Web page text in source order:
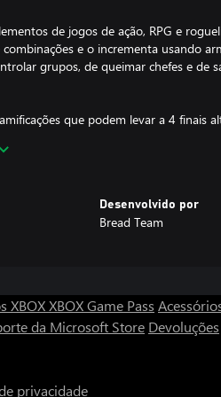
de jogos de ação, RPG e
e o incrementa usando
grupos, de queimar chefes e de
que podem levar a 4 finais
de 7 horas de jogo
trabalhada combinada a
Desenvolvido por
Bread Team
XBOXXBOX Game Pass
da Microsoft Store Devoluções
privacidade